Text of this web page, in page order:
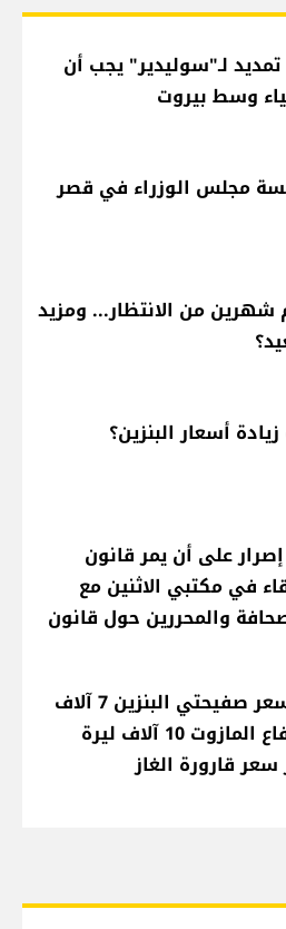
لـ"سوليدير" يجب أن
وسط بيروت
مجلس الوزراء في قصر
شهرين من الانتظار... ومزيد
أسعار البنزين؟
على أن يمر قانون
في مكتبي الاثنين مع
والمحررين حول قانون
انخفاض سعر صفيحتي البنزين 7 آلاف
ليرة وارتفاع المازوت 10 آلاف ليرة
قارورة الغاز